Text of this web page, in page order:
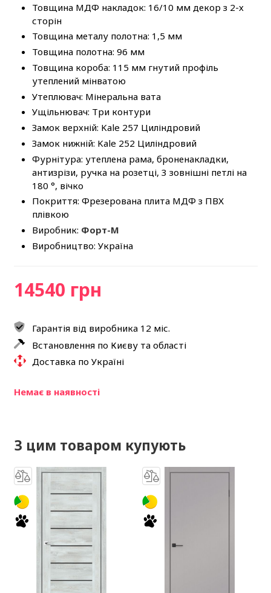
Товщина МДФ накладок: 16/10 мм декор з 2-х
сторін
Товщина металу полотна: 1,5 мм
Товщина полотна: 96 мм
Товщина короба: 115 мм гнутий профіль
утеплений мінватою
Утеплювач: Мінеральна вата
Ущільнювач: Три контури
Замок верхній: Kale 257 Циліндровий
Замок нижній: Kale 252 Циліндровий
Фурнітура: утеплена рама, броненакладки,
антизрізи, ручка на розетці, 3 зовнішні петлі на
180 °, вічко
Покриття: Фрезерована плита МДФ з ПВХ
плівкою
Виробник: Форт-М
Виробництво: Україна
14540 грн
Гарантія від виробника 12 міс.
Встановлення по Києву та області
Доставка по Україні
Немає в наявності
З цим товаром купують